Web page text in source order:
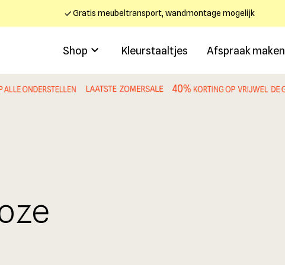
Gratis meubeltransport, wandmontage mogelijk
Shop Kleurstaaltjes Afspraak maken
.